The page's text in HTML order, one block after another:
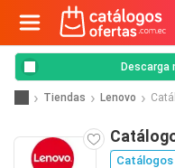
Descarga
Tiendas Lenovo
Catálogos